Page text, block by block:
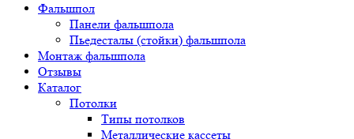
Фальшпол
Панели фальшпола
Пьедесталы (стойки) фальшпола
Монтаж фальшпола
Отзывы
Каталог
Потолки
Типы потолков
Металлические кассеты